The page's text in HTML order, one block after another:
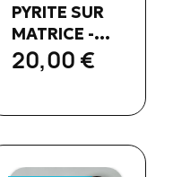
rapide
PYRITE SUR
MATRICE -...
20,00 €